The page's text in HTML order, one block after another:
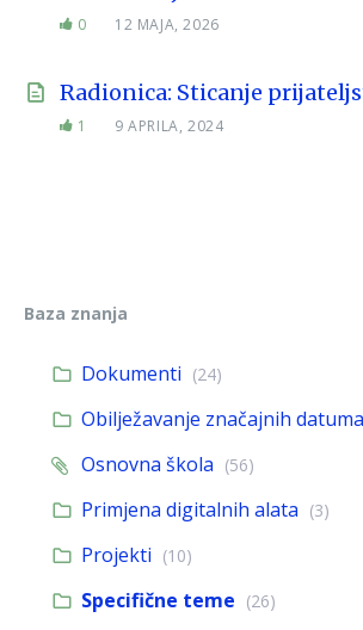
0 12 MAJA, 2026
Radionica: Sticanje
1 9 APRILA, 2024
Baza znanja
Dokumenti (24)
Obilježavanje značajnih datuma
Osnovna škola (56)
Primjena digitalnih alata (3)
Projekti (10)
Specifične teme (26)